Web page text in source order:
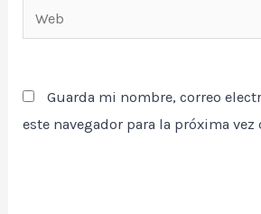
Web
Guarda mi nombre, correo
este navegador para la próxima vez